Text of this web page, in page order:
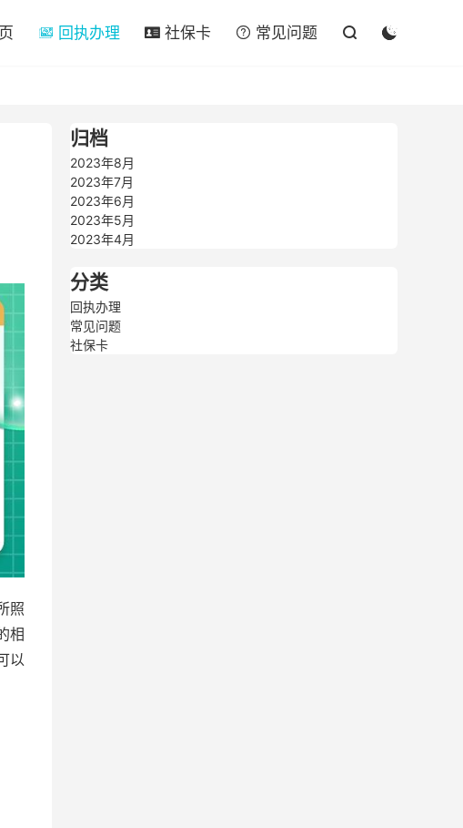
 回执办理  社保卡  常见问题  
照
相
以
归档
2023年8月
2023年7月
2023年6月
2023年5月
2023年4月
分类
回执办理
常见问题
社保卡